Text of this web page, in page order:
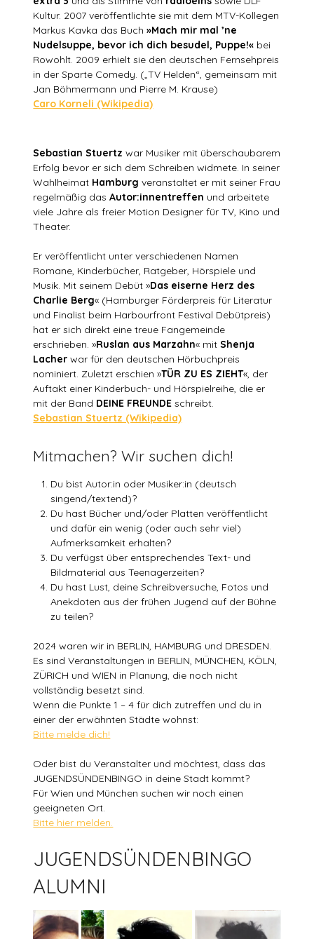
Kultur. 2007 veröffentlichte sie mit dem MTV-Kollegen
Markus Kavka das Buch»Mach mir mal ’ne
Nudelsuppe, bevor ich dich besudel, Puppe!« bei
Rowohlt. 2009 erhielt sie den deutschen Fernsehpreis
in der Sparte Comedy. („TV Helden“, gemeinsam mit
Jan Böhmermann und Pierre M. Krause)
Caro Korneli (Wikipedia)
Sebastian Stuertzwar Musiker mit überschaubarem
Erfolg bevor er sich dem Schreiben widmete. In seiner
Wahlheimat Hamburg veranstaltet er mit seiner Frau
regelmäßig das Autor:innentreffen und arbeitete
viele Jahre als freier Motion Designer für TV, Kino und
Theater.
Er veröffentlicht unter verschiedenen Namen
Romane, Kinderbücher, Ratgeber, Hörspiele und
Musik. Mit seinem Debüt »Das eiserne Herz des
Charlie Berg« (Hamburger Förderpreis für Literatur
und Finalist beim Harbourfront Festival Debütpreis)
hat er sich direkt eine treue Fangemeinde
erschrieben. »Ruslan aus Marzahn« mitShenja
Lacherwar für den deutschen Hörbuchpreis
nominiert. Zuletzt erschien »TÜR ZU ES ZIEHT«, der
Auftakt einer Kinderbuch- und Hörspielreihe, die er
mit der Band DEINE FREUNDE schreibt.
Sebastian Stuertz (Wikipedia)
Mitmachen? Wir suchen dich!
Du bist Autor:in oder Musiker:in (deutsch
singend/textend)?
Du hast Bücher und/oder Platten veröffentlicht
und dafür ein wenig (oder auch sehr viel)
Aufmerksamkeit erhalten?
Du verfügst über entsprechendes Text- und
Bildmaterial aus Teenagerzeiten?
Du hast Lust, deine Schreibversuche, Fotos und
Anekdoten aus der frühen Jugend auf der Bühne
zu teilen?
2024 waren wir in BERLIN, HAMBURG und DRESDEN.
Es sind Veranstaltungen in BERLIN, MÜNCHEN, KÖLN,
ZÜRICH und WIEN in Planung, die noch nicht
vollständig besetzt sind.
Wenn die Punkte 1 – 4 für dich zutreffen und du in
einer der erwähnten Städte wohnst:
Bitte melde dich!
Oder bist du Veranstalter und möchtest, dass das
JUGENDSÜNDENBINGO in deine Stadt kommt?
Für Wien und München suchen wir noch einen
geeigneten Ort.
Bitte hier melden.
JUGENDSÜNDENBINGO
ALUMNI